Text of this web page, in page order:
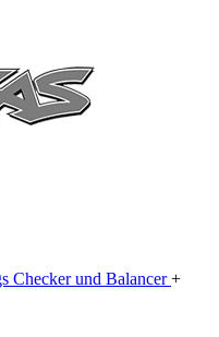
Checker und Balancer+